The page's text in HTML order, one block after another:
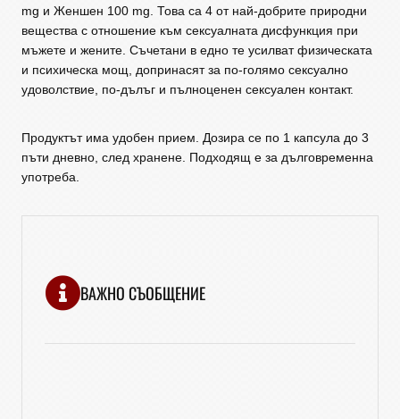
mg и Женшен 100 mg. Това са 4 от най-добрите природни
вещества с отношение към сексуалната дисфункция при
мъжете и жените. Съчетани в едно те усилват физическата
и психическа мощ, допринасят за по-голямо сексуално
удоволствие, по-дълъг и пълноценен сексуален контакт.
Продуктът има удобен прием. Дозира се по 1 капсула до 3
пъти дневно, след хранене. Подходящ е за дълговременна
употреба.
ВАЖНО СЪОБЩЕНИЕ